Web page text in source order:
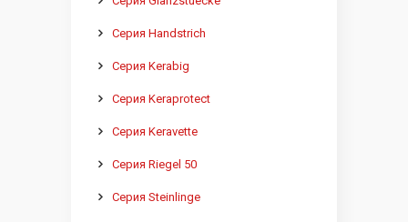
Серия Handstrich
Серия Kerabig
Серия Keraprotect
Серия Keravette
Серия Riegel 50
Серия Steinlinge